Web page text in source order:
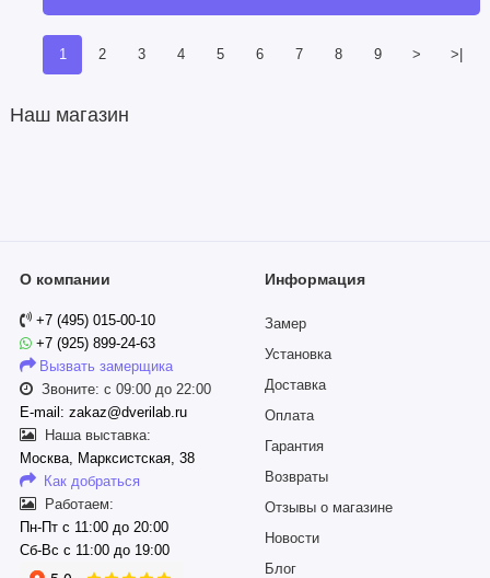
1 2 3 4 5 6 7 8 9 > >|
Наш магазин
О компании
+7 (495) 015-00-10
+7 (925) 899-24-63
Вызвать замерщика
Звоните: с 09:00 до 22:00
E-mail: zakaz@dverilab.ru
Наша выставка:
Москва, Марксистская, 38
Как добраться
Работаем:
Пн-Пт с 11:00 до 20:00
Сб-Вс с 11:00 до 19:00
Информация
Замер
Установка
Доставка
Оплата
Гарантия
Возвраты
Отзывы о магазине
Новости
Блог